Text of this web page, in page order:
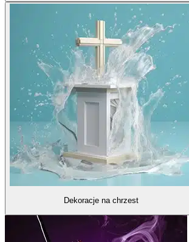
Dekoracje na chrzest